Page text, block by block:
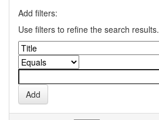
Add filters:
Use filters to refine the search results.